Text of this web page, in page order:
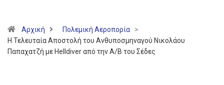
Αρχική Πολεμική Αεροπορία
>
Η Τελευταία Αποστολή του Ανθυποσμηναγού Νικολάου
Παπαχατζή με Helldiver από την Α/Β του Σέδες